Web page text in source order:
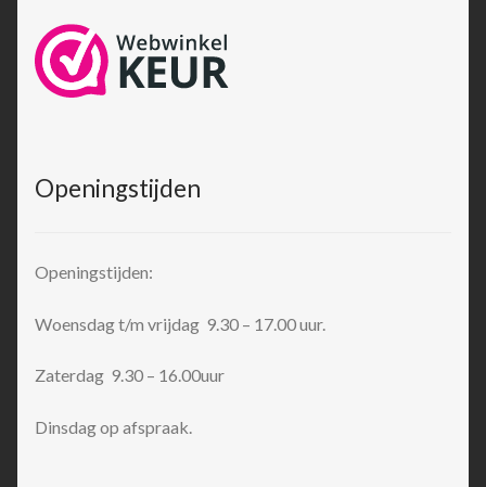
Openingstijden
Openingstijden:
Woensdag t/m vrijdag 9.30 – 17.00 uur.
Zaterdag 9.30 – 16.00uur
Dinsdag op afspraak.